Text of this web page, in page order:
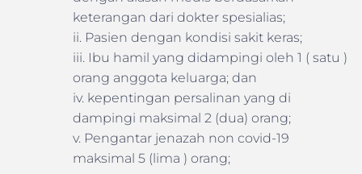
keterangan dari dokter spesialias;
ii. Pasien dengan kondisi sakit keras;
iii. Ibu hamil yang didampingi oleh 1 ( satu )
orang anggota keluarga; dan
iv. kepentingan persalinan yang di
dampingi maksimal 2 (dua) orang;
v. Pengantar jenazah non covid-19
maksimal 5 (lima ) orang;